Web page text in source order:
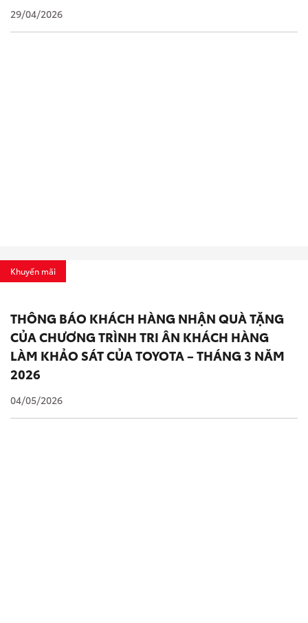
29/04/2026
Khuyến mãi
THÔNG BÁO KHÁCH HÀNG NHẬN QUÀ TẶNG
CỦA CHƯƠNG TRÌNH TRI ÂN KHÁCH HÀNG
LÀM KHẢO SÁT CỦA TOYOTA – THÁNG 3 NĂM
2026
04/05/2026